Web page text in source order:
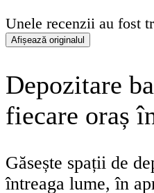
Unele recenzii au fost
Afișează originalul
Depozitare
fiecare oraș
Găsește spații de
întreaga lume, în